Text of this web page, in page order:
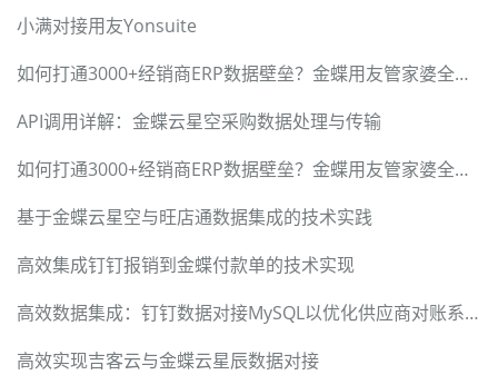
小满对接用友Yonsuite
如何打通3000+经销商ERP数据壁垒？金蝶用友管家婆全兼容方案
API调用详解：金蝶云星空采购数据处理与传输
如何打通3000+经销商ERP数据壁垒？金蝶用友管家婆全兼容方案
基于金蝶云星空与旺店通数据集成的技术实践
高效集成钉钉报销到金蝶付款单的技术实现
高效数据集成：钉钉数据对接MySQL以优化供应商对账系统
高效实现吉客云与金蝶云星辰数据对接